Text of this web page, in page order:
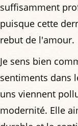
suffisamment
puisque cette
rebut de l'amour.
Je sens bien
sentiments dans
uns viennent
modernité. Elle